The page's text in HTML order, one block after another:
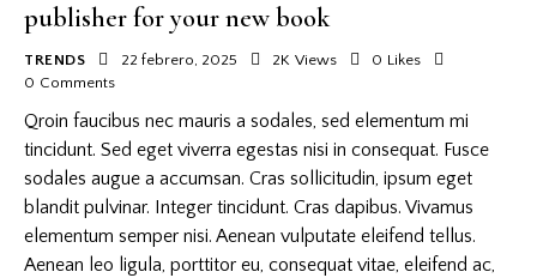
publisher for your new book
TRENDS 22 febrero, 2025 2K Views 0 Likes
0 Comments
Qroin faucibus nec mauris a sodales, sed elementum mi
tincidunt. Sed eget viverra egestas nisi in consequat. Fusce
sodales augue a accumsan. Cras sollicitudin, ipsum eget
blandit pulvinar. Integer tincidunt. Cras dapibus. Vivamus
elementum semper nisi. Aenean vulputate eleifend tellus.
Aenean leo ligula, porttitor eu, consequat vitae, eleifend ac,